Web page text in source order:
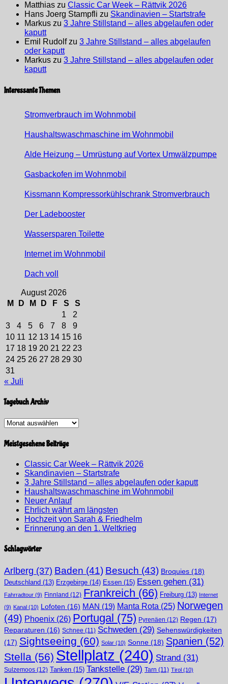
Matthias zu Classic Car Week – Rättvik 2026
Hans Joerg Stampfli zu Skandinavien – Startstrafe
Markus zu 3 Jahre Stillstand – alles abgelaufen oder
kaputt
Emil Rudolfzu 3 Jahre Stillstand – alles abgelaufen
oder kaputt
Markus zu 3 Jahre Stillstand – alles abgelaufen oder
kaputt
Interessante Themen
Stromverbrauch im Wohnmobil
Haushaltswaschmaschine im Wohnmobil
Alde Heizung – Umrüstung auf Vortex Umwälzpumpe
Gasbackofen im Wohnmobil
Kissmann Kompressorkühlschrank Stromverbrauch
Der Ladebooster
Wassersparen Toilette
Internet im Wohnmobil
Dach voll
August 2026
M
D M D F S
S
1
2
3
4 5 6 7 8
9
10 11 12 13 14 15 16
17 18 19 20 21 22 23
24 25 26 27 28 29 30
31
« Juli
Tagebuch Archiv
Tagebuch
Meistgesehene Beiträge
Classic Car Week – Rättvik 2026
Skandinavien – Startstrafe
3 Jahre Stillstand – alles abgelaufen oder kaputt
Haushaltswaschmaschine im Wohnmobil
Neuer Anlauf
Ehrlich währt am längsten
Hochzeit von Sarah & Friedhelm
Erinnerung an den 1. Weltkrieg
Schlagwörter
Arlberg (37) Baden (41) Besuch (43) Broquies (18)
Deutschland (13) Erzgebirge (14) Essen (15) Essen gehen (31)
Fahrradtour (9) Finnland (12) Frankreich (66) Freiburg (13) Internet
(9) Kanal (10) Lofoten (16) MAN (19) Manta Rota (25) Norwegen
(49) Phoenix (26) Portugal (75) Pyrenäen (12) Regen (17)
Reparaturen (16) Schnee (11) Schweden (29) Sehenswürdigkeiten
(17) Sightseeing (60) Solar (10) Sonne (18) Spanien (52)
Stella (56) Stellplatz (240) Strand (31)
Sulzemoos (12) Tanken (15) Tankstelle (29) Tarn (11) Tirol (10)